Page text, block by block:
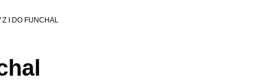
Z I DO FUNCHAL